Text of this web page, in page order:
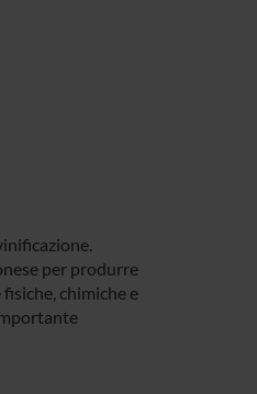
per produrre
chimiche e